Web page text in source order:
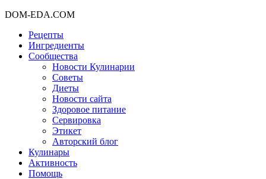
DOM-EDA.COM
Рецепты
Ингредиенты
Сообщества
Новости Кулинарии
Советы
Диеты
Новости сайта
Здоровое питание
Сервировка
Этикет
Авторский блог
Кулинары
Активность
Помощь